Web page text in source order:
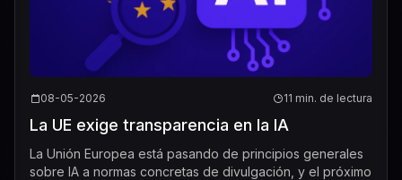
08-05-2026 11 min. de lectura
La UE exige transparencia en la IA
La Unión Europea está pasando de principios generales
sobre IA a normas concretas de divulgación, y el próximo